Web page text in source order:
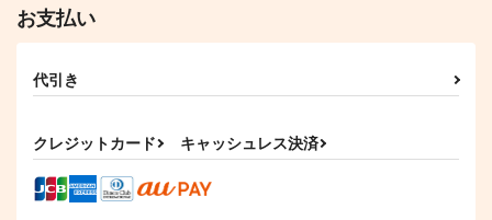
お支払い
代引き
クレジットカード キャッシュレス決済